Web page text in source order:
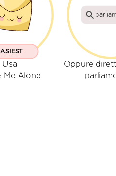
Usa
Me Alone
Oppure